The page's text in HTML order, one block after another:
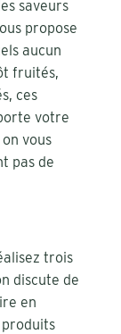
saveurs
propose
aucun
fruités,
ces
votre
vous
pas de
trois
discute de
en